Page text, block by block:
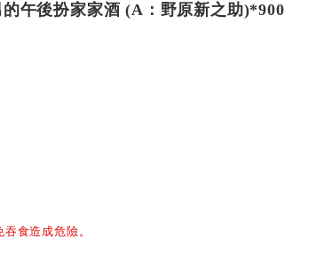
午後扮家家酒 (A：野原新之助)*900
食造成危險。